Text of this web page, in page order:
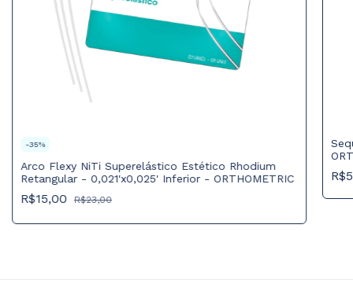
-35%
Arco Flexy NiTi Superelástico Estético Rhodium
Retangular - 0,021'x0,025' Inferior - ORTHOMETRIC
R$15,00 R$23,00